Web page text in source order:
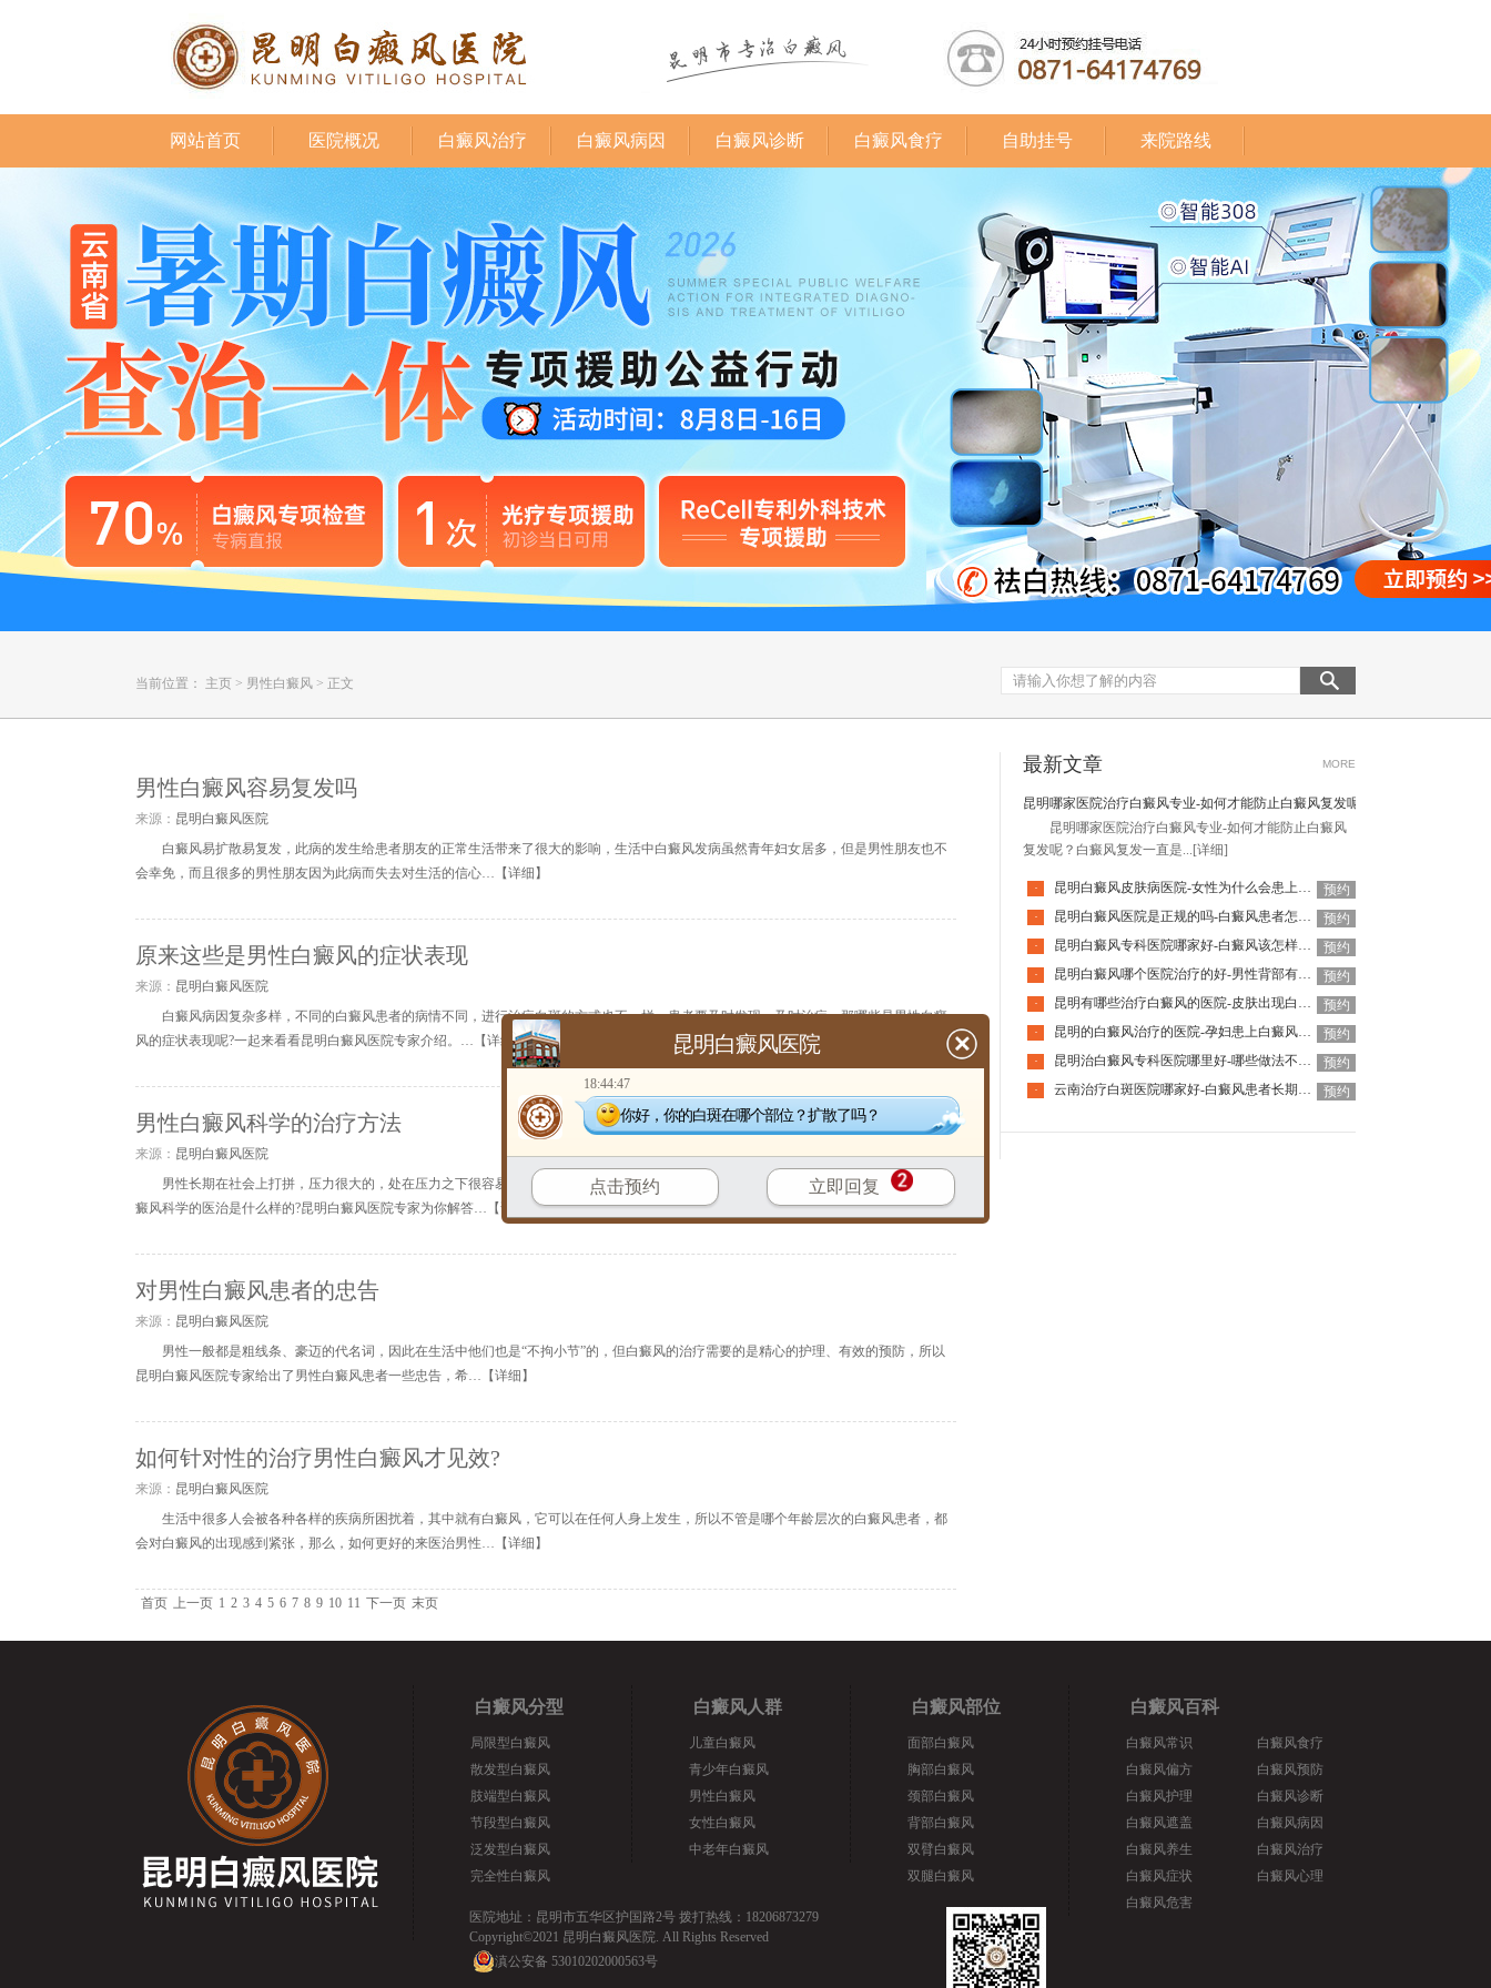
网站首页 医院概况 白癜风治疗 白癜风病因 白癜风诊断 白癜风食疗 自助挂号 来院路线
当前位置： 主页 > 男性白癜风 > 正文
男性白癜风容易复发吗
来源： 昆明白癜风医院
白癜风易扩散易复发，此病的发生给患者朋友的正常生活带来了很大的影响，生活中白癜风发病虽然青年妇女居多，但是男性朋友也不
会幸免，而且很多的男性朋友因为此病而失去对生活的信心…【详细 】
原来这些是男性白癜风的症状表现
来源： 昆明白癜风医院
白癜风病因复杂多样，不同的白癜风患者的病情不同，进行治疗白斑的方式也不一样，患者要及时发现，及时治疗。那哪些是男性白癜
风的症状表现呢?一起来看看昆明白癜风医院专家介绍。…【详细】
男性白癜风科学的治疗方法
来源： 昆明白癜风医院
男性长期在社会上打拼，压力很大的，处在压力之下很容易患上白癜风的。男性患上白癜风就应该挑选科学的办法进行医治。那男性白
癜风科学的医治是什么样的?昆明白癜风医院专家为你解答…【详细 】
对男性白癜风患者的忠告
来源： 昆明白癜风医院
男性一般都是粗线条、豪迈的代名词，因此在生活中他们也是“不拘小节”的，但白癜风的治疗需要的是精心的护理、有效的预防，所以
昆明白癜风医院专家给出了男性白癜风患者一些忠告，希…【详细 】
如何针对性的治疗男性白癜风才见效?
来源： 昆明白癜风医院
生活中很多人会被各种各样的疾病所困扰着，其中就有白癜风，它可以在任何人身上发生，所以不管是哪个年龄层次的白癜风患者，都
会对白癜风的出现感到紧张，那么，如何更好的来医治男性…【详细 】
首页 上一页 1 2 3 4 5 6 7 8 9 10 11 下一页 末页
最新文章 MORE
昆明哪家医院治疗白癜风专业-如何才能防止白癜风复发呢
昆明哪家医院治疗白癜风专业-如何才能防止白癜风
复发呢？白癜风复发一直是... [详细]
· 昆明白癜风皮肤病医院-女性为什么会患上白癜风
预约
·
昆明白癜风医院是正规的吗-白癜风患者怎么做好日常护理呢
预约
·
昆明白癜风专科医院哪家好-白癜风该怎样科学治疗呢
预约
·
昆明白癜风哪个医院治疗的好-男性背部有白癜风该怎么治疗
预约
·
昆明有哪些治疗白癜风的医院-皮肤出现白癜风该怎么办
预约
·
昆明的白癜风治疗的医院-孕妇患上白癜风该如何是好
预约
·
昆明治白癜风专科医院哪里好-哪些做法不利于白癜风治疗呢
预约
·
云南治疗白斑医院哪家好-白癜风患者长期待在室内有什么影响 预约
白癜风分型
局限型白癜风
散发型白癜风
肢端型白癜风
节段型白癜风
泛发型白癜风
完全性白癜风
白癜风人群
儿童白癜风
青少年白癜风
男性白癜风
女性白癜风
中老年白癜风
白癜风部位
面部白癜风
胸部白癜风
颈部白癜风
背部白癜风
双臂白癜风
双腿白癜风
白癜风百科
白癜风常识
白癜风偏方
白癜风护理
白癜风遮盖
白癜风养生
白癜风症状
白癜风危害
白癜风食疗
白癜风预防
白癜风诊断
白癜风病因
白癜风治疗
白癜风心理
医院地址：昆明市五华区护国路2号 拨打热线：18206873279
Copyright©2021 昆明白癜风医院. All Rights Reserved
滇公安备 53010202000563号
昆明白癜风医院
18:44:47
你好，你的白斑在哪个部位？扩散了吗？
点击预约 立即回复